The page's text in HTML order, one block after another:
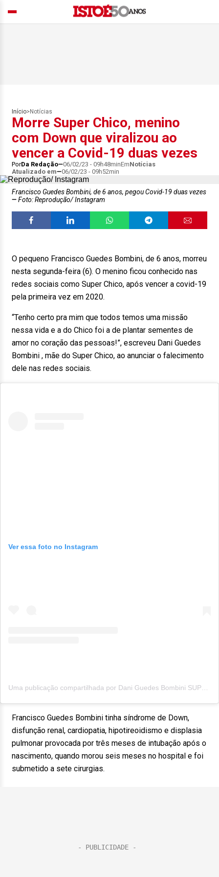
Início> Notícias
Morre Super Chico, menino
com Down que viralizou ao
vencer a Covid-19 duas vezes
PorDa Redação 06/02/23 - 09h48minEmNotícias
Atualizado em
06/02/23 - 09h52min
Francisco Guedes Bombini, de 6 anos, pegou Covid-19 duas vezes
Foto: Reprodução/ Instagram
O pequeno Francisco Guedes Bombini, de 6 anos, morreu
nesta segunda-feira (6). O menino ficou conhecido nas
redes sociais como Super Chico, após vencer a covid-19
pela primeira vez em 2020.
“Tenho certo pra mim que todos temos uma missão
nessa vida e a do Chico foi a de plantar sementes de
amor no coração das pessoas!”, escreveu Dani Guedes
Bombini , mãe do Super Chico, ao anunciar o falecimento
dele nas redes sociais.
Ver essa foto no Instagram
Uma publicação compartilhada por Dani Guedes Bombini SUPERCHICO (@daniguedesbombini_superchico)
Francisco Guedes Bombini tinha síndrome de Down,
disfunção renal, cardiopatia, hipotireoidismo e displasia
pulmonar provocada por três meses de intubação após o
nascimento, quando morou seis meses no hospital e foi
submetido a sete cirurgias.